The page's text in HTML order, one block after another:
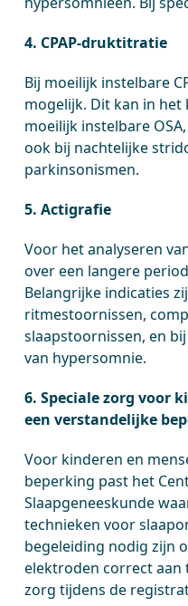
4. CPAP-druktitratie
Bij moeilijk instelbare
mogelijk. Dit kan in het
moeilijk instelbare
ook bij nachtelijke
parkinsonismen.
5. Actigrafie
Voor het analyseren
over een langere
Belangrijke indicaties
ritmestoornissen,
slaapstoornissen, en
van hypersomnie.
6. Speciale zorg voor
een verstandelijke
Voor kinderen en
beperking past het
Slaapgeneeskunde
technieken voor
begeleiding nodig zijn
elektroden correct aan
zorg tijdens de